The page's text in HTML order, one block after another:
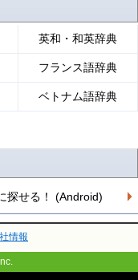
英和・和英辞典
フランス語辞典
ベトナム語辞典
探せる！ (Android)
情報